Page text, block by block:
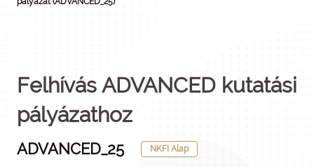
Felhívás ADVANCED kutatási
pályázathoz
ADVANCED_25 NKFI Alap